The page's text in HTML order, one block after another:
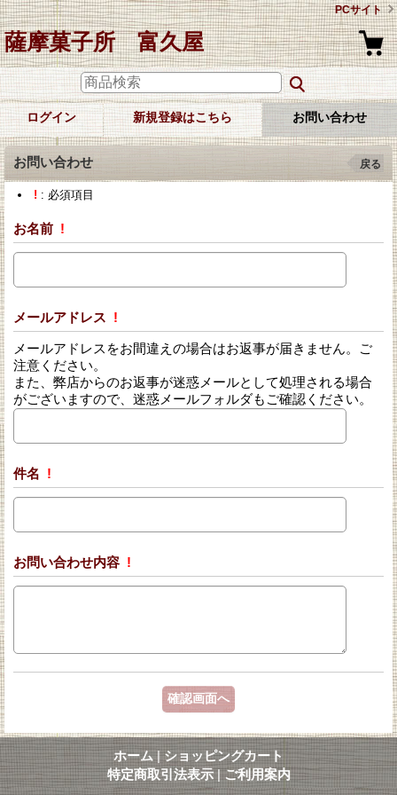
PCサイト
薩摩菓子所 富久屋
ログイン 新規登録はこちら お問い合わせ
お問い合わせ 戻る
! : 必須項目
お名前 !
メールアドレス !
メールアドレスをお間違えの場合はお返事が届きません。ご
注意ください。
また、弊店からのお返事が迷惑メールとして処理される場合
がございますので、迷惑メールフォルダもご確認ください。
件名 !
お問い合わせ内容 !
ホーム | ショッピングカート
特定商取引法表示 | ご利用案内